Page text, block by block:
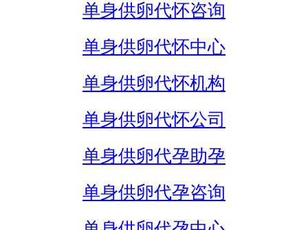
单身供卵代怀咨询
单身供卵代怀中心
单身供卵代怀机构
单身供卵代怀公司
单身供卵代孕助孕
单身供卵代孕咨询